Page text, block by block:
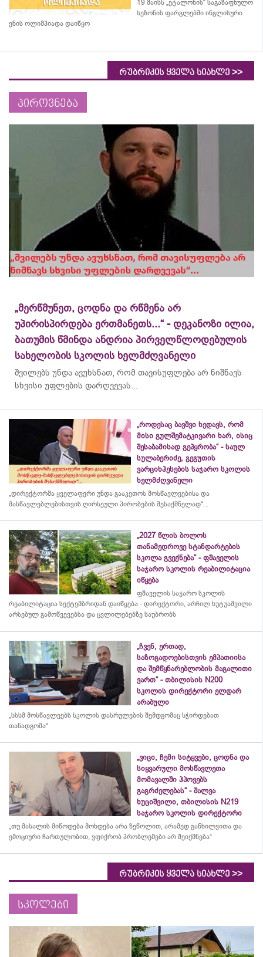
19 მაისს „ეტალონის“ საგაზაფხულო
სეზონის ფარგლებში ინგლისური
ენის ოლიმპიადა დაიწყო
რუბრიკის ყველა სიახლე >>
პიროვნება
„მერწმუნეთ, ცოდნა და რწმენა არ
უპირისპირდება ერთმანეთს...“ - დეკანოზი ილია,
ბათუმის წმინდა ანდრია პირველწლოდებულის
სახელობის სკოლის ხელმძღვანელი
შვილებს უნდა ავუხსნათ, რომ თავისუფლება არ ნიშნავს
სხვისი უფლების დარღვევას...
„როდესაც ბავშვი ხედავს, რომ
მისი გულშემატკივარი ხარ, ისიც
შესაბამისად გეპყრობა“ - საულ
სულაბერიძე, გეგუთის
ვარციხჰესების საჯარო სკოლის
ხელმძღვანელი
„დირექტორმა ყველაფერი უნდა გააკეთოს მოსწავლეებისა და
მასწავლებლებისთვის ღირსეული პირობების შესაქმნელად“...
„2027 წლის ბოლოს
თანამედროვე სტანდარტების
სკოლა გვექნება“ - ფშაველის
საჯარო სკოლის რეაბილიტაცია
იწყება
ფშაველის საჯარო სკოლის
რეაბილიტაცია სექტემბრიდან დაიწყება - დირექტორი, არჩილ ხუტუაშვილი
არსებულ გამოწვევებსა და ცვლილებებზე საუბრობს
„ჩვენ, ერთად,
საზოგადოებისთვის ემპათიისა
და შემწყნარებლობის მაგალითი
ვართ“ - თბილისის N200
სკოლის დირექტორი ელდარ
არაბული
„სსსმ მოსწავლეებს სკოლის დასრულების შემდგომაც სჭირდებათ
თანადგომა“
„ვიცი, ჩემი სიტყვები, ცოდნა და
სიყვარული მოსწავლეთა
მომავალში ჰპოვებს
გაგრძელებას“ - შალვა
ხუციშვილი, თბილისის N219
საჯარო სკოლის დირექტორი
„თუ მასალის მიწოდება მოხდება არა ზეწოლით, არამედ განხილვითა და
ემოციური ჩართულობით, ვფიქრობ პრობლემები არ შეიქმნება“
რუბრიკის ყველა სიახლე >>
სკოლები